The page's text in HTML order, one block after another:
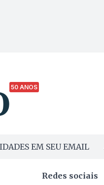
50 ANOS
EM SEU EMAIL
Redes sociais